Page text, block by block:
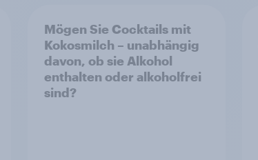
Mögen Sie Cocktails mit
Kokosmilch – unabhängig
davon, ob sie Alkohol
enthalten oder alkoholfrei
sind?